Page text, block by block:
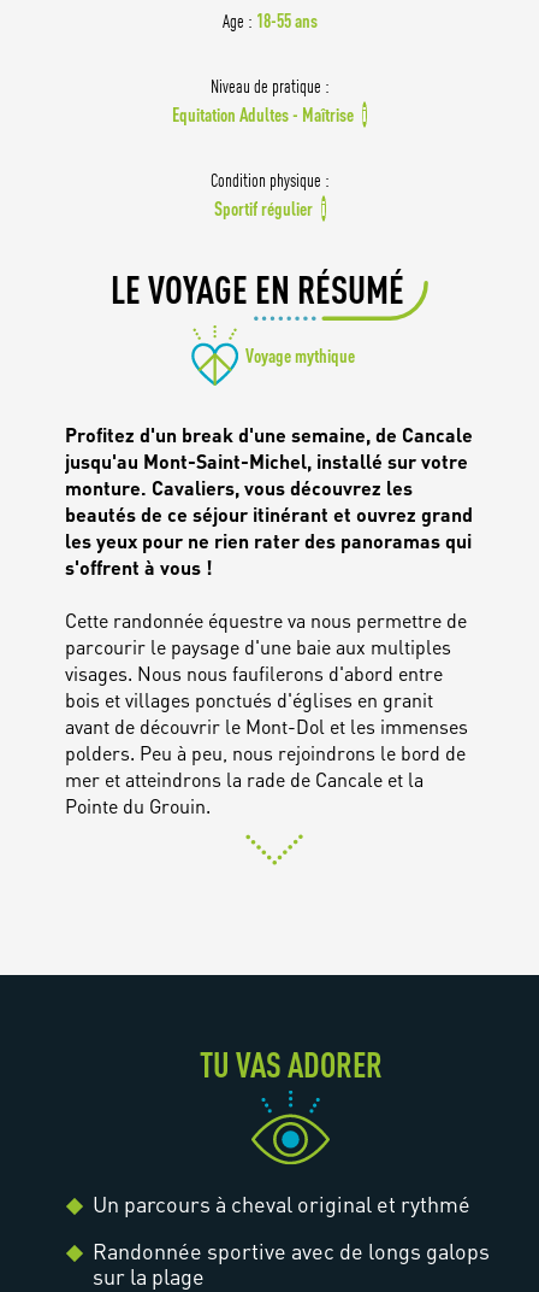
Age : 18-55 ans
Niveau de pratique :
Equitation Adultes - Maîtrise i
Condition physique :
Sportif régulier i
LE VOYAGE EN RÉSUMÉ
Voyage mythique
Profitez d'un break d'une semaine, de Cancale
jusqu'au Mont-Saint-Michel, installé sur votre
monture. Cavaliers, vous découvrez les
beautés de ce séjour itinérant et ouvrez grand
les yeux pour ne rien rater des panoramas qui
s'offrent à vous !
Cette randonnée équestre va nous permettre de
parcourir le paysage d'une baie aux multiples
visages. Nous nous faufilerons d'abord entre
bois et villages ponctués d'églises en granit
avant de découvrir le Mont-Dol et les immenses
polders. Peu à peu, nous rejoindrons le bord de
mer et atteindrons la rade de Cancale et la
Pointe du Grouin.
TU VAS ADORER
Un parcours à cheval original et rythmé
Randonnée sportive avec de longs galops
sur la plage